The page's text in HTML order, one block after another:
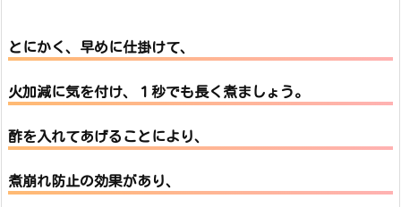
とにかく、早めに仕掛けて、
火加減に気を付け、１秒でも長く煮ましょう。
酢を入れてあげることにより、
煮崩れ防止の効果があり、